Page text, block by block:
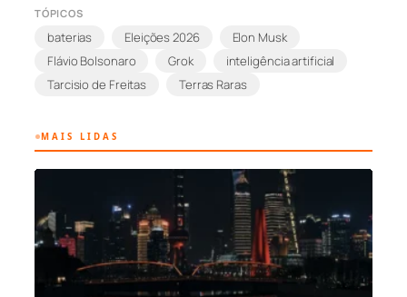
TÓPICOS
baterias Eleições 2026
Elon Musk
Flávio Bolsonaro
Grok
inteligência artificial
Tarcisio de Freitas
Terras Raras
MAIS LIDAS